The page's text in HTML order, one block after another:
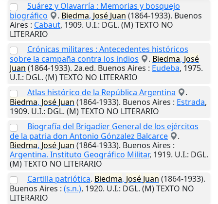
Suárez y Olavarría : Memorias y bosquejo
biográfico
. Biedma, José Juan (1864-1933). Buenos
Aires : Cabaut, 1909. U.I.: DGL. (M) TEXTO NO
LITERARIO
Crónicas militares : Antecedentes históricos
sobre la campaña contra los indios
. Biedma, José
Juan (1864-1933). 2a.ed. Buenos Aires : Eudeba, 1975.
U.I.: DGL. (M) TEXTO NO LITERARIO
Atlas histórico de la República Argentina
.
Biedma, José Juan (1864-1933). Buenos Aires : Estrada,
1909. U.I.: DGL. (M) TEXTO NO LITERARIO
Biografía del Brigadier General de los ejércitos
de la patria don Antonio Gónzalez Balcarce
.
Biedma, José Juan (1864-1933). Buenos Aires :
Argentina. Instituto Geográfico Militar, 1919. U.I.: DGL.
(M) TEXTO NO LITERARIO
Cartilla patriótica. Biedma, José Juan (1864-1933).
Buenos Aires : (s.n.), 1920. U.I.: DGL. (M) TEXTO NO
LITERARIO